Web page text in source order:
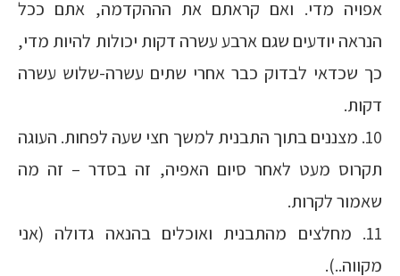
אפויה מדי. ואם קראתם את הההקדמה, אתם ככל
הנראה יודעים שגם ארבע עשרה דקות יכולות להיות מדי,
כך שכדאי לבדוק כבר אחרי שתים עשרה-שלוש עשרה
דקות.
10. מצננים בתוך התבנית למשך חצי שעה לפחות. העוגה
תקרוס מעט לאחר סיום האפיה, זה בסדר – זה מה
שאמור לקרות.
11. מחלצים מהתבנית ואוכלים בהנאה גדולה (אני
מקווה..).